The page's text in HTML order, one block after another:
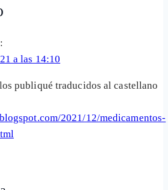
a las 14:10
publiqué traducidos al castellano
2021/12/medicamentos-